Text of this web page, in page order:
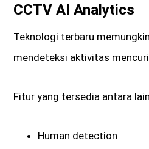
CCTV AI Analytics
Teknologi terbaru
mendeteksi aktivitas
Fitur yang tersedia antara
Human detection